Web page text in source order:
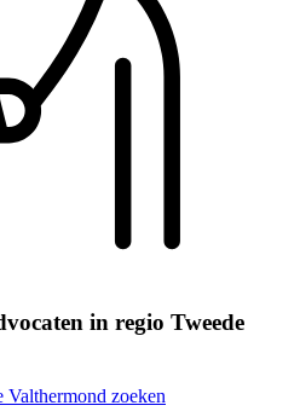
in regio Tweede
Valthermond zoeken